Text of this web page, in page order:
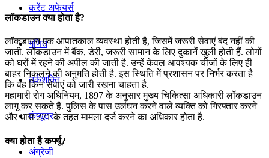
करेंट अफेयर्स
गणित
तर्कशक्ति
कंप्यूटर
अंग्रेजी
लॉकडाउन क्या होता है?
लॉकडाउन एक आपातकाल व्यवस्था होती है, जिसमें जरूरी सेवाएं बंद नहीं की
जाती. लॉकडाउन में बैंक, डेरी, जरूरी सामान के लिए दुकानें खुली होती हैं. लोगों
को घरों में रहने की अपील की जाती है. उन्‍हें केवल आवश्यक चीजों के लिए ही
बाहर निकलने की अनुमति होती है. इस स्थिति में प्रशासन पर निर्भर करता है
कि वह किन सेवाएं को जारी रखना चाहता है.
महामारी रोग अधिनियम, 1897 के अनुसार मुख्य चिकित्सा अधिकारी लॉकडाउन
लागू कर सकते हैं. पुलिस के पास उलंघन करने वाले व्यक्ति को गिरफ्तार करने
और धारा 271 के तहत मामला दर्ज करने का अधिकार होता है.
क्‍या होता है कर्फ्यू?